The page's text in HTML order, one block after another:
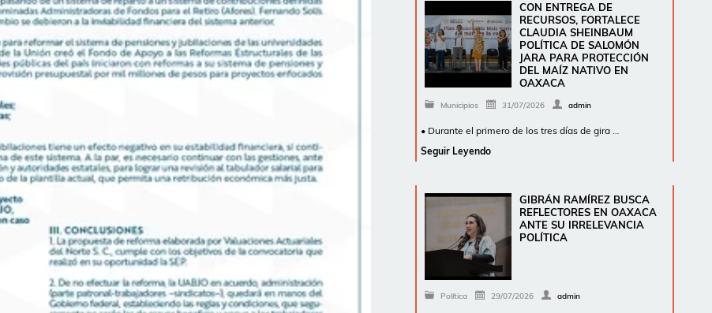
CON ENTREGA DE
RECURSOS, FORTALECE
CLAUDIA SHEINBAUM
POLÍTICA DE SALOMÓN
JARA PARA PROTECCIÓN
DEL MAÍZ NATIVO EN
OAXACA
Municipios 31/07/2026 admin
• Durante el primero de los tres días de gira …
Seguir Leyendo
GIBRÁN RAMÍREZ BUSCA
REFLECTORES EN OAXACA
ANTE SU IRRELEVANCIA
POLÍTICA
Política 29/07/2026 admin